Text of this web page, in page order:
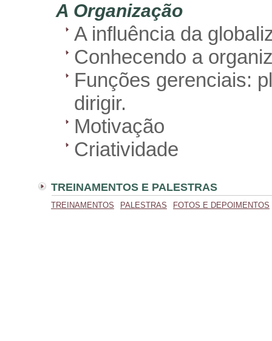
A Organização
A influência da
Conhecendo a
Funções gerenciais:
dirigir.
Motivação
Criatividade
TREINAMENTOS E PALESTRAS
TREINAMENTOS PALESTRAS FOTOS E DEPOIMENTOS